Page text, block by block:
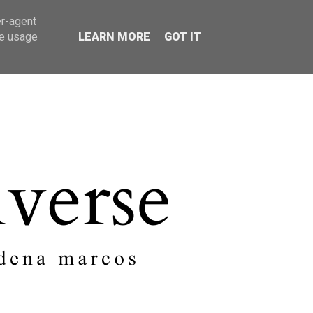
SOBRE MI
agent
usage
LEARN MORE GOT IT